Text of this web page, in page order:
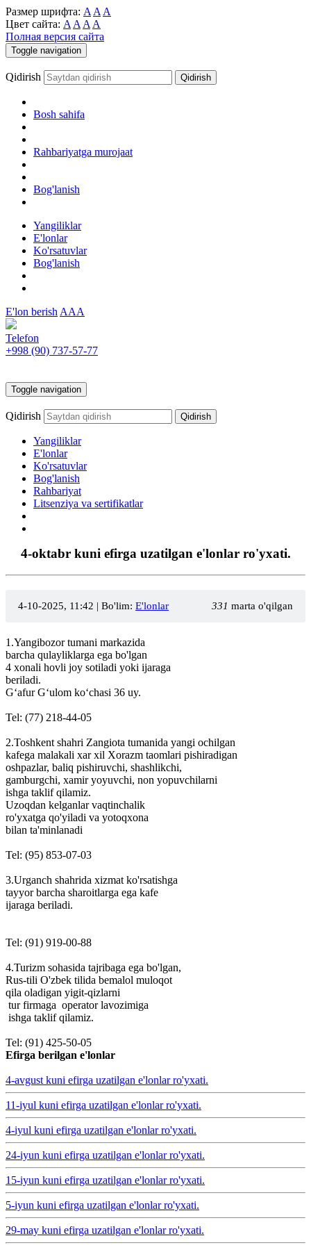
Размер шрифта: A A A
Цвет сайта: A A A A
Полная версия сайта
Toggle navigation
Qidirish
Bosh sahifa
Rahbariyatga murojaat
Bog'lanish
Yangiliklar
E'lonlar
Ko'rsatuvlar
Bog'lanish
E'lon berish AAA
Telefon
+998 (90) 737-57-77
Toggle navigation
Qidirish
Yangiliklar
E'lonlar
Ko'rsatuvlar
Bog'lanish
Rahbariyat
Litsenziya va sertifikatlar
4-oktabr kuni efirga uzatilgan e'lonlar ro'yxati.
4-10-2025, 11:42 331 marta o'qilgan
| Bo'lim: E'lonlar
1.Yangibozor tumani markazida
barcha qulayliklarga ega bo'lgan
4 xonali hovli joy sotiladi yoki ijaraga
beriladi.
G‘afur G‘ulom ko‘chasi 36 uy.
Tel: (77) 218-44-05
2.Toshkent shahri Zangiota tumanida yangi ochilgan
kafega malakali xar xil Xorazm taomlari pishiradigan
oshpazlar, baliq pishiruvchi, shashlikchi,
gamburgchi, xamir yoyuvchi, non yopuvchilarni
ishga taklif qilamiz.
Uzoqdan kelganlar vaqtinchalik
ro'yxatga qo'yiladi va yotoqxona
bilan ta'minlanadi
Tel: (95) 853-07-03
3.Urganch shahrida xizmat ko'rsatishga
tayyor barcha sharoitlarga ega kafe
ijaraga beriladi.
Tel: (91) 919-00-88
4.Turizm sohasida tajribaga ega bo'lgan,
Rus-tili O'zbek tilida bemalol muloqot
qila oladigan yigit-qizlarni
tur firmaga operator lavozimiga
ishga taklif qilamiz.
Tel: (91) 425-50-05
Efirga berilgan e'lonlar
4-avgust kuni efirga uzatilgan e'lonlar ro'yxati.
11-iyul kuni efirga uzatilgan e'lonlar ro'yxati.
4-iyul kuni efirga uzatilgan e'lonlar ro'yxati.
24-iyun kuni efirga uzatilgan e'lonlar ro'yxati.
15-iyun kuni efirga uzatilgan e'lonlar ro'yxati.
5-iyun kuni efirga uzatilgan e'lonlar ro'yxati.
29-may kuni efirga uzatilgan e'lonlar ro'yxati.